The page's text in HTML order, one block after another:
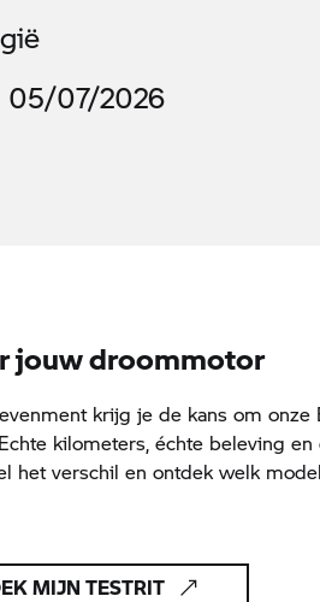
07/2026
jouw droommotor
krijg je de kans om
kilometers, échte beleving en
het verschil en ontdek welk
MIJN TESTRIT